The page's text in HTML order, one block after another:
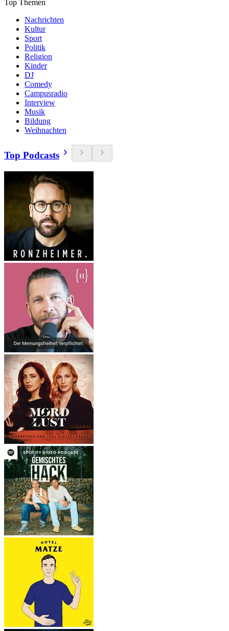
Top Themen
Nachrichten
Kultur
Sport
Politik
Religion
Kinder
DJ
Comedy
Campusradio
Interview
Musik
Bildung
Weihnachten
Top Podcasts